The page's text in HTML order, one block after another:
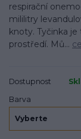
respirační
mililitry
knoty. Tyčinka
prostředí. Mů...
Dostupnost
Barva